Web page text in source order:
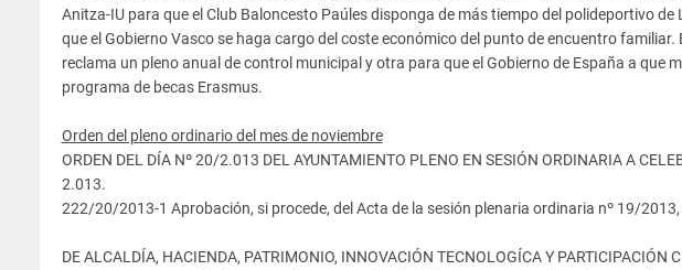
Anitza-IU para que el Club Baloncesto Paúles disponga de más tiempo del polideportivo
que el Gobierno Vasco se haga cargo del coste económico del punto de encuentro familiar.
reclama un pleno anual de control municipal y otra para que el Gobierno de España a que
programa de becas Erasmus.
Orden del pleno ordinario del mes de noviembre
ORDEN DEL DÍA Nº 20/2.013 DEL AYUNTAMIENTO PLENO EN SESIÓN ORDINARIA A
2.013.
222/20/2013-1 Aprobación, si procede, del Acta de la sesión plenaria ordinaria nº 19/
DE ALCALDÍA, HACIENDA, PATRIMONIO, INNOVACIÓN TECNOLOGÍCA Y PARTICIPACIÓN